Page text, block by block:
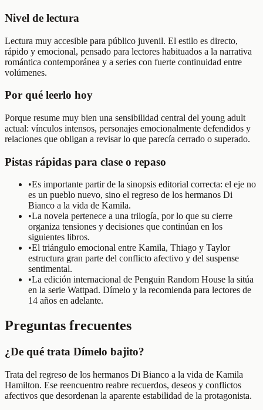
Nivel de lectura
Lectura muy accesible para público juvenil. El estilo es directo,
rápido y emocional, pensado para lectores habituados a la narrativa
romántica contemporánea y a series con fuerte continuidad entre
volúmenes.
Por qué leerlo hoy
Porque resume muy bien una sensibilidad central del young adult
actual: vínculos intensos, personajes emocionalmente defendidos y
relaciones que obligan a revisar lo que parecía cerrado o superado.
Pistas rápidas para clase o repaso
•Es importante partir de la sinopsis editorial correcta: el eje no
es un pueblo nuevo, sino el regreso de los hermanos Di
Bianco a la vida de Kamila.
•La novela pertenece a una trilogía, por lo que su cierre
organiza tensiones y decisiones que continúan en los
siguientes libros.
•El triángulo emocional entre Kamila, Thiago y Taylor
estructura gran parte del conflicto afectivo y del suspense
sentimental.
•La edición internacional de Penguin Random House la sitúa
en la serie Wattpad. Dímelo y la recomienda para lectores de
14 años en adelante.
Preguntas frecuentes
¿De qué trata Dímelo bajito?
Trata del regreso de los hermanos Di Bianco a la vida de Kamila
Hamilton. Ese reencuentro reabre recuerdos, deseos y conflictos
afectivos que desordenan la aparente estabilidad de la protagonista.